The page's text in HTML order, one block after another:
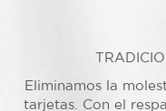
Eliminamos la
tarjetas. Con el